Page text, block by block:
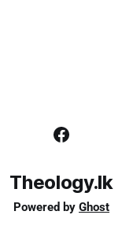
Theology.lk
Powered by Ghost